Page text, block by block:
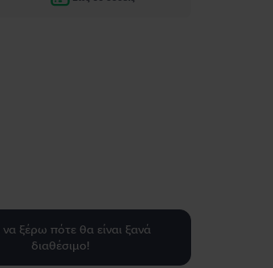
ξέρω πότε θα είναι ξανά
διαθέσιμο!